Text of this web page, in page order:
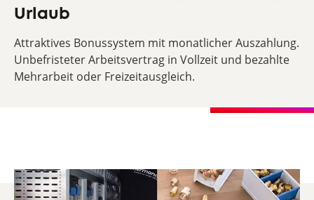
Urlaub
Attraktives Bonussystem mit monatlicher Auszahlung.
Unbefristeter Arbeitsvertrag in Vollzeit und bezahlte
Mehrarbeit oder Freizeitausgleich.